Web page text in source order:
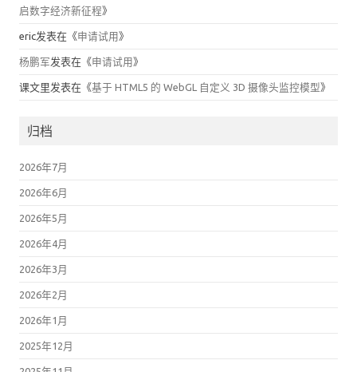
启数字经济新征程》
eric发表在《申请试用 》
杨鹏军发表在《申请试用 》
课文里发表在《基于 HTML5 的 WebGL 自定义 3D 摄像头监控模型》
归档
2026年7月
2026年6月
2026年5月
2026年4月
2026年3月
2026年2月
2026年1月
2025年12月